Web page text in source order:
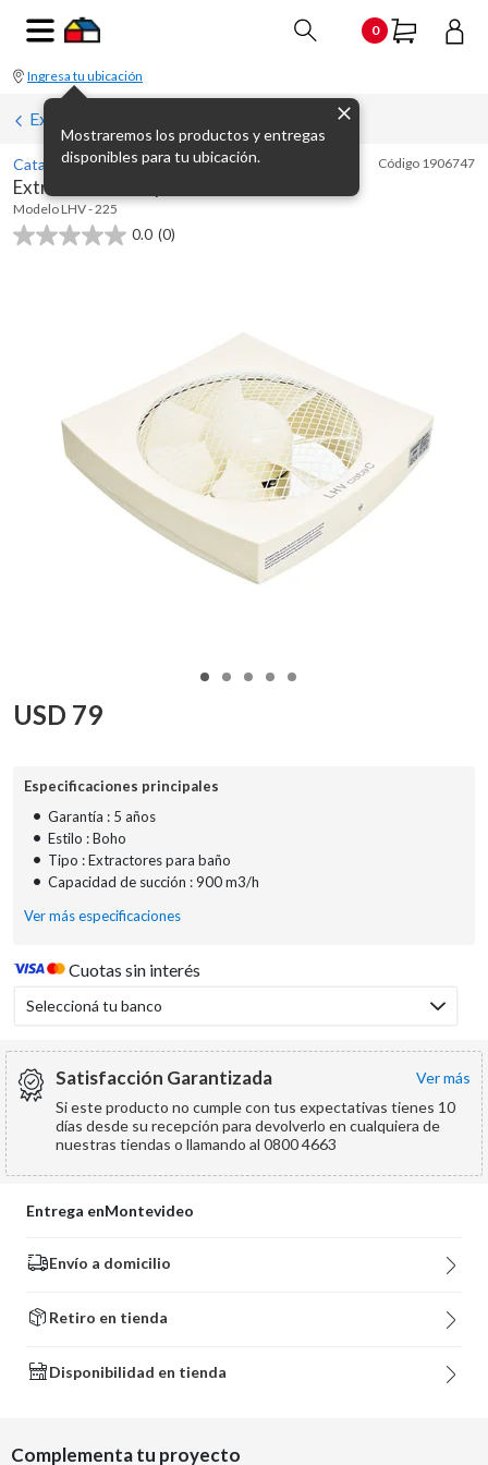
0
Ingresa tu ubicación
Mostraremos los productos y entregas
disponibles para tu ubicación.
Extractores de baños
Cata Código 1906747
Extractor de aire para baño LHV -225
Modelo LHV - 225
0.0 (0)
0.0
USD 79
Especificaciones principales
• Garantía : 5 años
• Estilo : Boho
• Tipo : Extractores para baño
• Capacidad de succión : 900 m3/h
Ver más especificaciones
Cuotas sin interés
Seleccioná tu banco
Satisfacción Garantizada
ver más
Si este producto no cumple con tus expectativas tienes 10
días desde su recepción para devolverlo en cualquiera de
nuestras tiendas o llamando al 0800 4663
Entrega enMontevideo
Envío a domicilio
Retiro en tienda
Disponibilidad en tienda
Complementa tu proyecto